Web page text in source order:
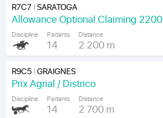
R7C7 |SARATOGA
Allowance Optional Claiming 2200
Discipline Partants
14
Distance
2 200 m
R9C5|GRAIGNES
Prix Agrial / Districo
Discipline Partants
14
Distance
2 700 m